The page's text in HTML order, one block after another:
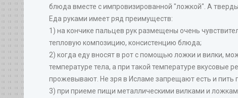
блюда вместе с импровизированной "ложкой". А
Еда руками имеет ряд преимуществ:
1) на кончике пальцев рук размещены очень
тепловую композицию, консистенцию блюда;
2) когда еду вносят в рот с помощью ложки и вилки,
температуре тела, а при такой температуре
прожевывают. Не зря в Исламе запрещают есть и
3) при приеме пищи металлическими вилками и